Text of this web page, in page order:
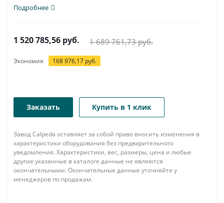
Подробнее
1 520 785,56 руб. 1 689 761,73руб.
Экономия 168 976,17 руб.
Заказать Купить в 1 клик
Завод Calpeda оставляет за собой право вносить изменения в
характеристики оборудования без предварительного
уведомления. Характеристики, вес, размеры, цена и любые
другие указанные в каталоге данные не являются
окончательными. Окончательные данные уточняйте у
менеджеров по продажам.